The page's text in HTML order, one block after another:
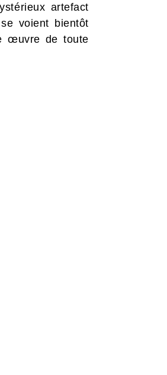
artefact
voient bientôt
œuvre de toute